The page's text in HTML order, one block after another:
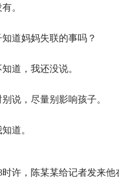
。
道妈妈失联的事吗？
道，我还没说。
说，尽量别影响孩子。
道。
时许，陈某某给记者发来